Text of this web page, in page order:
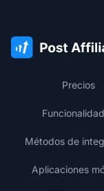
Precios
Métodos de
Aplicaciones